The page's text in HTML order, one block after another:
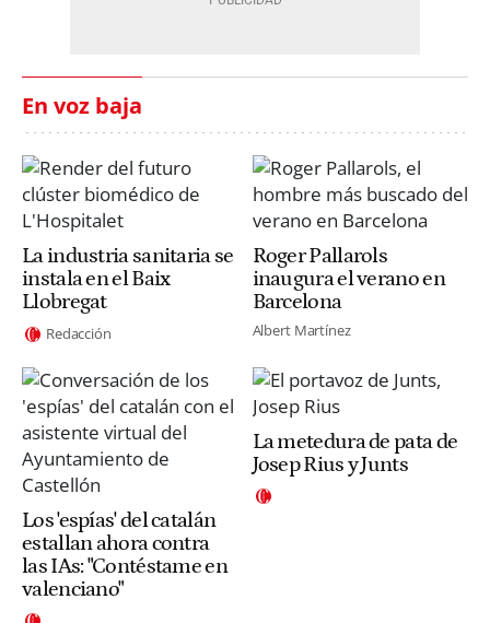
En voz baja
La industria sanitaria se
instala en el Baix
Llobregat
Redacción
Roger Pallarols
inaugura el verano en
Barcelona
Albert Martínez
Los 'espías' del catalán
estallan ahora contra
las IAs: "Contéstame en
valenciano"
La metedura de pata de
Josep Rius y Junts